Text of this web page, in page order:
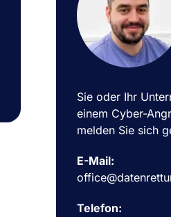
Sie oder Ihr
einem Cyber-
melden Sie sich
E-Mail:
Telefon: